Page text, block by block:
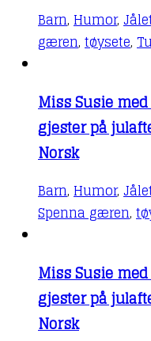
Barn, Humor,
gæren, tøysete,
Miss Susie
gjester på
Norsk
Barn, Humor,
Spenna gæren,
Miss Susie
gjester på
Norsk